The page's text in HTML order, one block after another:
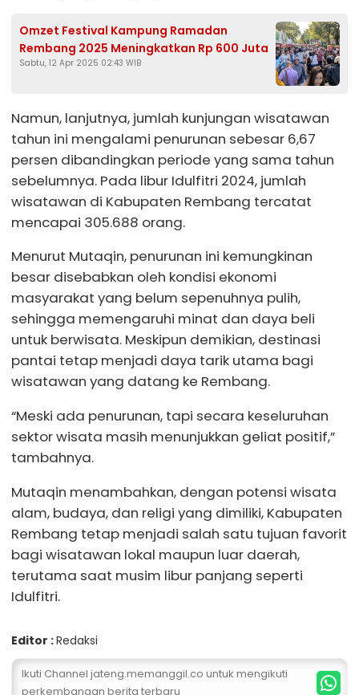
Omzet Festival Kampung Ramadan
Rembang 2025 Meningkatkan Rp 600 Juta
Sabtu, 12 Apr 2025 02:43 WIB
Namun, lanjutnya, jumlah kunjungan wisatawan
tahun ini mengalami penurunan sebesar 6,67
persen dibandingkan periode yang sama tahun
sebelumnya. Pada libur Idulfitri 2024, jumlah
wisatawan di Kabupaten Rembang tercatat
mencapai 305.688 orang.
Menurut Mutaqin, penurunan ini kemungkinan
besar disebabkan oleh kondisi ekonomi
masyarakat yang belum sepenuhnya pulih,
sehingga memengaruhi minat dan daya beli
untuk berwisata. Meskipun demikian, destinasi
pantai tetap menjadi daya tarik utama bagi
wisatawan yang datang ke Rembang.
“Meski ada penurunan, tapi secara keseluruhan
sektor wisata masih menunjukkan geliat positif,”
tambahnya.
Mutaqin menambahkan, dengan potensi wisata
alam, budaya, dan religi yang dimiliki, Kabupaten
Rembang tetap menjadi salah satu tujuan favorit
bagi wisatawan lokal maupun luar daerah,
terutama saat musim libur panjang seperti
Idulfitri.
Editor :Redaksi
Ikuti Channel jateng.memanggil.co untuk mengikuti
perkembangan berita terbaru